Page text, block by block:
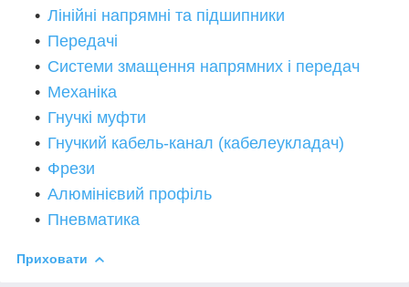
Лінійні напрямні та підшипники
Передачі
Системи змащення напрямних і передач
Механіка
Гнучкі муфти
Гнучкий кабель-канал (кабелеукладач)
Фрези
Алюмінієвий профіль
Пневматика
Приховати